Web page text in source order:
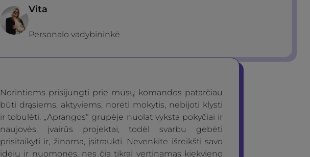
Vita
Personalo vadybininkė
Norintiems prisijungti prie mūsų komandos patarčiau
būti drąsiems, aktyviems, norėti mokytis, nebijoti klysti
ir tobulėti. „Aprangos“ grupėje nuolat vyksta pokyčiai ir
naujovės, įvairūs projektai, todėl svarbu gebėti
prisitaikyti ir, žinoma, įsitraukti. Nevenkite išreikšti savo
idėjų ir nuomonės, nes čia tikrai vertinamas kiekvieno